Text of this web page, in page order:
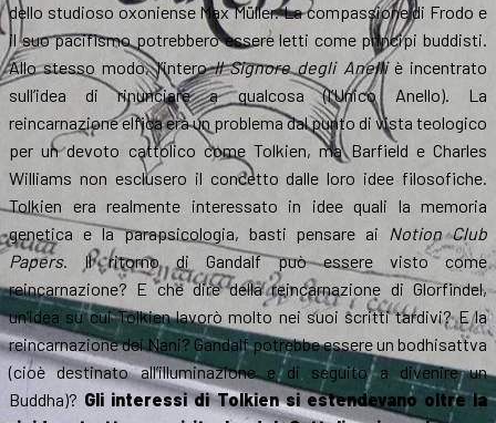
dello studioso oxoniense Max Müller. La compassione di Frodo e
il suo pacifismo potrebbero essere letti come principi buddisti.
Allo stesso modo, l’interoIl Signore degli Anelliè incentrato
sull’idea di rinunciare a qualcosa (l’Unico Anello). La
reincarnazione elfica era un problema dal punto di vista teologico
per un devoto cattolico come Tolkien, ma Barfield e Charles
Williams non esclusero il concetto dalle loro idee filosofiche.
Tolkien era realmente interessato in idee quali la memoria
genetica e la parapsicologia, basti pensare ai Notion Club
Papers. Il ritorno di Gandalf può essere visto come
reincarnazione? E che dire della reincarnazione di Glorfindel,
un’idea su cui Tolkien lavorò molto nei suoi scritti tardivi? E la
reincarnazione dei Nani? Gandalf potrebbe essere un bodhisattva
(cioè destinato all’illuminazione e di seguito a divenire un
Buddha)? Gli interessi di Tolkien si estendevano oltre la